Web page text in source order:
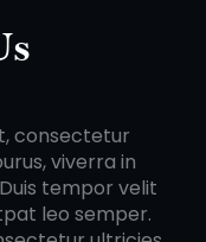
consectetur
viverra in
tempor velit
leo semper.